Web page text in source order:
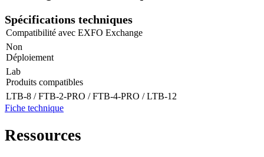
Spécifications techniques
Compatibilité avec EXFO Exchange
Non
Déploiement
Lab
Produits compatibles
LTB-8 / FTB-2-PRO / FTB-4-PRO / LTB-12
Fiche technique
Ressources